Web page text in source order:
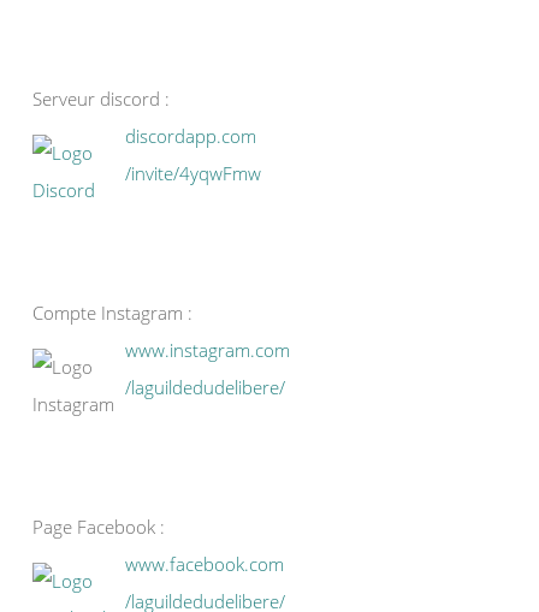
Serveur discord :
discordapp.com
/invite/4yqwFmw
Compte Instagram :
www.instagram.com
/laguildedudelibere/
Page Facebook :
www.facebook.com
/laguildedudelibere/